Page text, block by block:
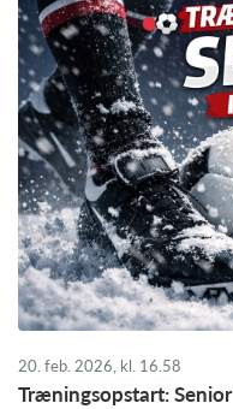
20. feb. 2026, kl. 16.58
Træningsopstart: Senior